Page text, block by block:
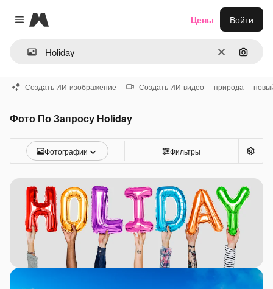
Close menu
Magnific
ОчиститьПоиск
Цены Войти
Создать ИИ-изображение Создать ИИ-видео природа
Фото По Запросу Holiday
Фотографии Фильтры